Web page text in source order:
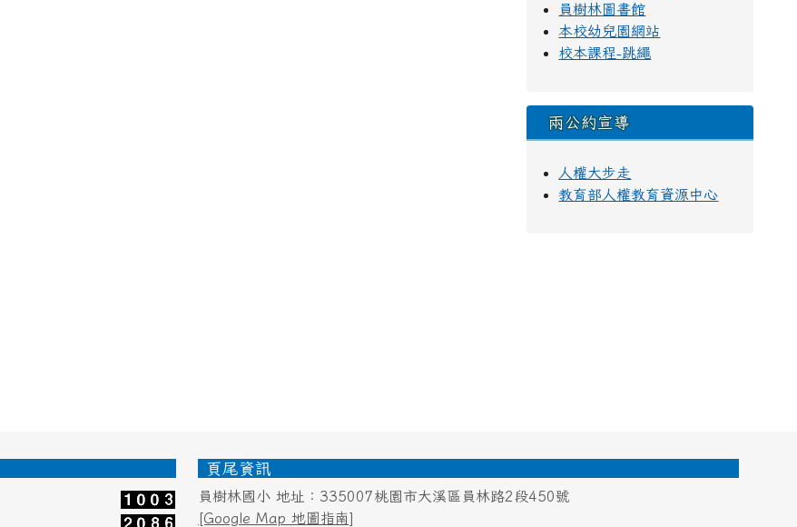
員樹林圖書館
本校幼兒園網站
校本課程-跳繩
兩公約宣導
人權大步走
教育部人權教育資源中心
頁尾資訊
員樹林國小 地址：335007桃園市大溪區員林路2段450號
[Google Map 地圖指南]